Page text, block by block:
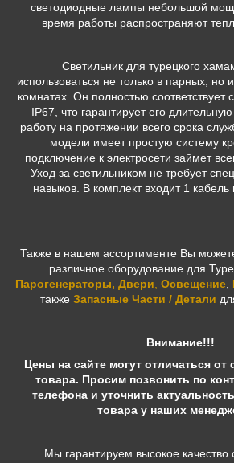
светодиодные лампы небольшой
время работы распространяют
Светильник для турецкого
использоваться не только в парных, но
комнатах. Он полностью соответствует
IP67, что гарантирует его
работу на протяжении всего срока
модели имеет простую систему
подключение к электросети займет
Уход за светильником не требует
навыков. В комплект входит 1
Также в нашем ассортименте Вы
различное оборудование для
Парогенераторы, Двери, Освещение,
также Запасные Части / Детали
Внимание!!!
Цены на сайте могут отличаться от
товара. Просим позвонить по
телефона и уточнить
товара у наших
Мы гарантируем высокое качество